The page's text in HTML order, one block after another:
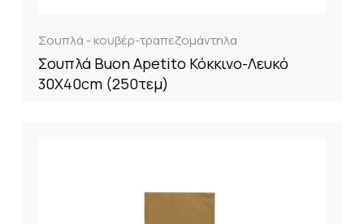
Σουπλά - κουβέρ-τραπεζομάντηλα
Σουπλά Buon Apetito Κόκκινο-Λευκό
30Χ40cm (250τεμ)